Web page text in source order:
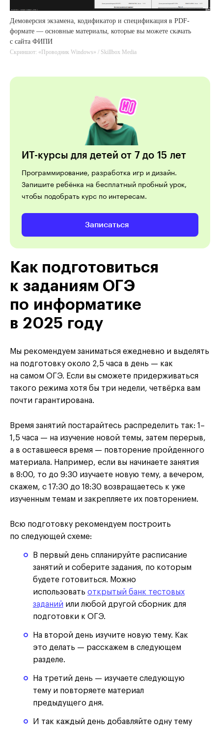
Демоверсия экзамена, кодификатор и спецификация в PDF-
формате — основные материалы, которые вы можете скачать
с сайта ФИПИ
Скриншот: «Проводник Windows» / Skillbox Media
ИТ-курсы для детей от 7 до 15 лет
Программирование, разработка игр и дизайн.
Запишите ребёнка на бесплатный пробный урок,
чтобы подобрать курс по интересам.
Записаться
Как подготовиться
к заданиям ОГЭ
по информатике
в 2025 году
Мы рекомендуем заниматься ежедневно и выделять
на подготовку около 2,5 часа в день — как
на самом ОГЭ. Если вы сможете придерживаться
такого режима хотя бы три недели, четвёрка вам
почти гарантирована.
Время занятий постарайтесь распределить так: 1–
1,5 часа — на изучение новой темы, затем перерыв,
а в оставшееся время — повторение пройденного
материала. Например, если вы начинаете занятия
в 8:00, то до 9:30 изучаете новую тему, а вечером,
скажем, с 17:30 до 18:30 возвращаетесь к уже
изученным темам и закрепляете их повторением.
Всю подготовку рекомендуем построить
по следующей схеме:
В первый день спланируйте расписание
занятий и соберите задания, по которым
будете готовиться. Можно
использовать открытый банк тестовых
заданий или любой другой сборник для
подготовки к ОГЭ.
На второй день изучите новую тему. Как
это делать — расскажем в следующем
разделе.
На третий день — изучаете следующую
тему и повторяете материал
предыдущего дня.
И так каждый день добавляйте одну тему